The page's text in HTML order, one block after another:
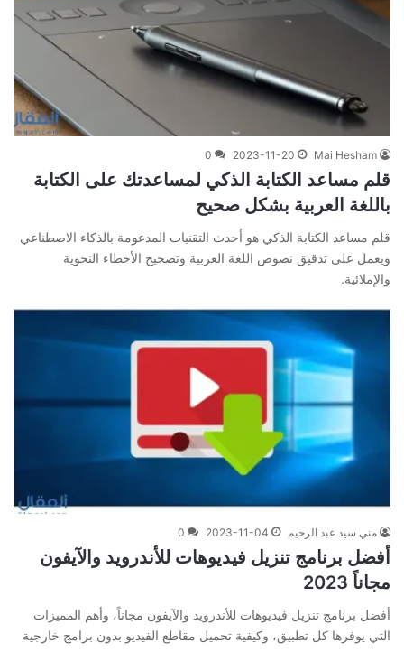
Mai Hesham
2023-11-20
0
قلم مساعد الكتابة الذكي لمساعدتك على الكتابة
باللغة العربية بشكل صحيح
قلم مساعد الكتابة الذكي هو أحدث التقنيات المدعومة بالذكاء الاصطناعي
ويعمل على تدقيق نصوص اللغة العربية وتصحيح الأخطاء النحوية
والإملائية.
مني سيد عبد الرحيم 2023-11-04
0
أفضل برنامج تنزيل فيديوهات للأندرويد والآيفون
مجاناً 2023
أفضل برنامج تنزيل فيديوهات للأندرويد والآيفون مجاناً، وأهم المميزات
التي يوفرها كل تطبيق، وكيفية تحميل مقاطع الفيديو بدون برامج خارجية